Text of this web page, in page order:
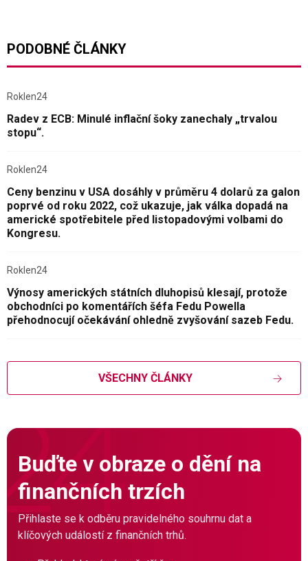
PODOBNÉ ČLÁNKY
Roklen24
Radev z ECB: Minulé inflační šoky zanechaly „trvalou
stopu“.
Roklen24
Ceny benzinu v USA dosáhly v průměru 4 dolarů za galon
poprvé od roku 2022, což ukazuje, jak válka dopadá na
americké spotřebitele před listopadovými volbami do
Kongresu.
Roklen24
Výnosy amerických státních dluhopisů klesají, protože
obchodníci po komentářích šéfa Fedu Powella
přehodnocují očekávání ohledně zvyšování sazeb Fedu.
VŠECHNY ČLÁNKY
Buďte v obraze o dění na
finančních trzích
Přihlaste se k odběru pravidelného souhrnu dat a
klíčových událostí z finančních trhů.